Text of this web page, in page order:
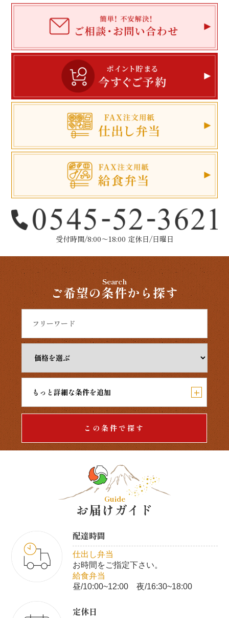
受付時間/8:00～18:00 定休日/日曜日
Search
ご希望の条件から探す
もっと詳細な条件を追加 +
この条件で探す
Guide
お届けガイド
配達時間
仕出し弁当
お時間をご指定下さい。
給食弁当
昼/10:00~12:00 夜/16:30~18:00
定休日